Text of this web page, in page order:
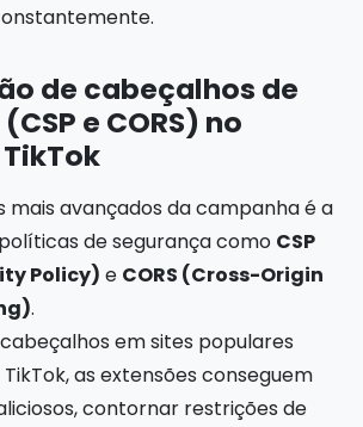
de cabeçalhos de
e CORS) no
mais avançados da campanha é a
de segurança como CSP
Policy) e CORS (Cross-Origin
.
em sites populares
as extensões conseguem
contornar restrições de